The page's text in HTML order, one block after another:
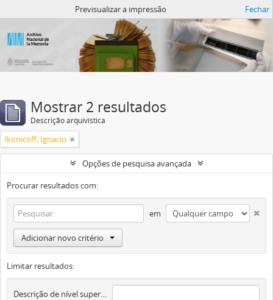
Previsualizar a impressão Fechar
Mostrar 2 resultados
Descrição arquivística
Ikonicoff, Ignacio
Opções de pesquisa avançada
Procurar resultados com:
em
Adicionar novo critério
Limitar resultados:
Descrição de nível superior